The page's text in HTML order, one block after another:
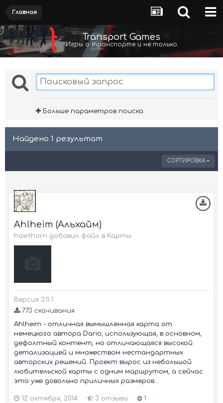
Главная
Transport Games
Игры о транспорте и не только
Больше параметров поиска
Найдено 1 результат
СОРТИРОВКА
Ahlheim (Альхайм)
hawthorn добавил файл в Карты
Версия 3.0.1
773 скачивания
Ahlheim - отличная вымышленная карта от
немецкого автора Dario, использующая, в основном,
дефолтный контент, но отличающаяся высокой
детализацией и множеством нестандартных
авторских решений. Проект вырос из небольшой
любительской карты с одним маршрутом, а сейчас
это уже довольно приличных размеров...
12 октября, 2014 3 отзыва 1